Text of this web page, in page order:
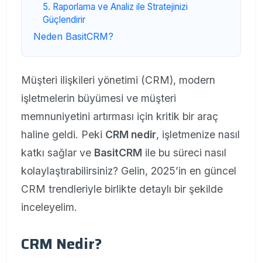
5. Raporlama ve Analiz ile Stratejinizi
Güçlendirir
Neden BasitCRM?
Müşteri ilişkileri yönetimi (CRM), modern
işletmelerin büyümesi ve müşteri
memnuniyetini artırması için kritik bir araç
haline geldi. Peki CRM nedir, işletmenize nasıl
katkı sağlar ve BasitCRM ile bu süreci nasıl
kolaylaştırabilirsiniz? Gelin, 2025’in en güncel
CRM trendleriyle birlikte detaylı bir şekilde
inceleyelim.
CRM Nedir?